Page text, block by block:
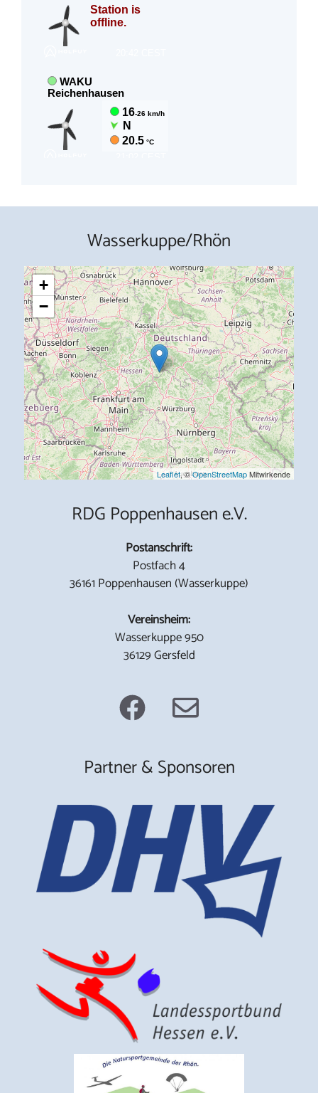
Wasserkuppe/Rhön
+
−
Leaflet, ©OpenStreetMapMitwirkende
RDG Poppenhausen e.V.
Postanschrift:
Postfach 4
36161 Poppenhausen (Wasserkuppe)
Vereinsheim:
Wasserkuppe 950
36129 Gersfeld
Partner & Sponsoren